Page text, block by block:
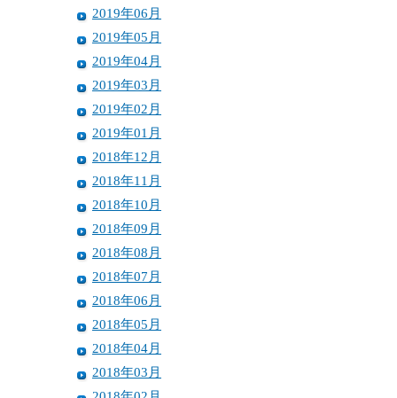
2019年06月
2019年05月
2019年04月
2019年03月
2019年02月
2019年01月
2018年12月
2018年11月
2018年10月
2018年09月
2018年08月
2018年07月
2018年06月
2018年05月
2018年04月
2018年03月